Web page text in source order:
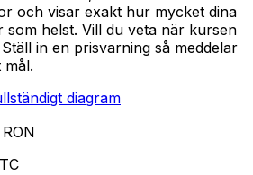
och visar exakt hur mycket dina
som helst. Vill du veta när kursen
in en prisvarning så meddelar
mål.
diagram